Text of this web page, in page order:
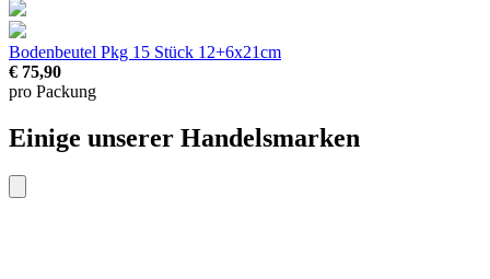
Bodenbeutel Pkg 15 Stück 12+6x21cm
€ 75,90
pro Packung
Einige unserer Handelsmarken